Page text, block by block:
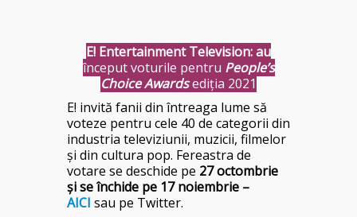
E! Entertainment Television: au
început voturile pentru People’s
Choice Awardsediția 2021
E! invită fanii din întreaga lume să
voteze pentru cele 40 de categorii din
industria televiziunii, muzicii, filmelor
și din cultura pop. Fereastra de
votare se deschide pe 27 octombrie
și se închide pe 17 noiembrie –
AICI sau pe Twitter.